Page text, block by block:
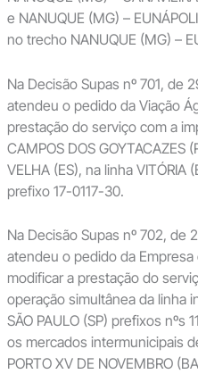
e NANUQUE (MG) –
no trecho NANUQUE (MG) –
Na Decisão Supas nº 701, de
atendeu o pedido da Viação
prestação do serviço com a
CAMPOS DOS GOYTACAZES
VELHA (ES), na linha VITÓRIA
prefixo 17-0117-30.
Na Decisão Supas nº 702, de
atendeu o pedido da
modificar a prestação do
operação simultânea da linha
SÃO PAULO (SP) prefixos nºs
os mercados intermunicipais
PORTO XV DE NOVEMBRO